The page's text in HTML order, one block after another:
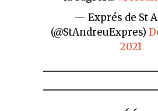
— Exprés de St
(@StAndreuExpres)
2021